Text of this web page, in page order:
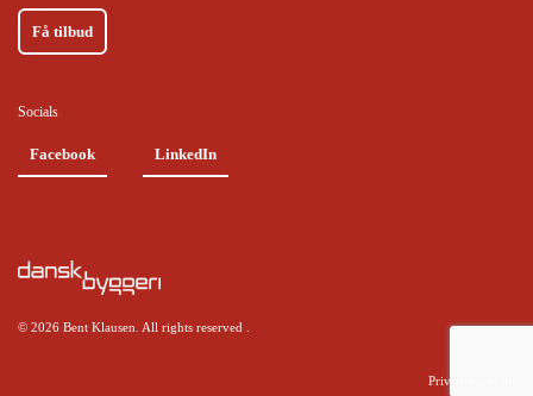
Få tilbud
Socials
Facebook LinkedIn
Read
© 2026 Bent Klausen. All rights reserved
Privatlivspolitik